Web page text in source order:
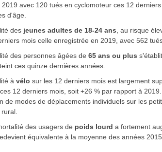
2019 avec 120 tués en cyclomoteur ces 12
d'âge.
des jeunes adultes de 18-24 ans , au risque
mois celle enregistrée en 2019, avec 562
des personnes âgées de 65 ans ou plus
ces quinze dernières années.
à vélo sur les 12 derniers mois est largement
12 derniers mois, soit +26 % par rapport à
de modes de déplacements individuels sur les
des usagers de poids lourd a fortement
équivalente à la moyenne des années